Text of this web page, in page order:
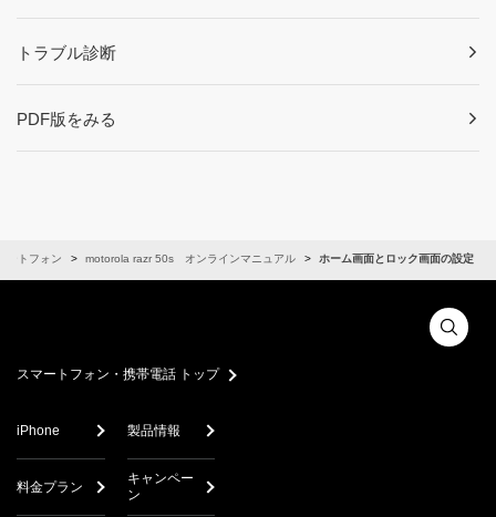
トラブル診断
PDF版をみる
ートフォン motorola razr 50s オンラインマニュアル ホーム画面とロック画面の設定
スマートフォン・携帯電話 トップ
iPhone 製品情報
料金プラン
キャンペー
ン